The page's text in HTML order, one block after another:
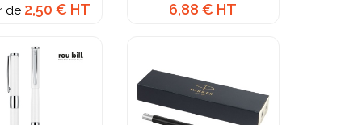
de 2,50 € HT 6,88 € HT